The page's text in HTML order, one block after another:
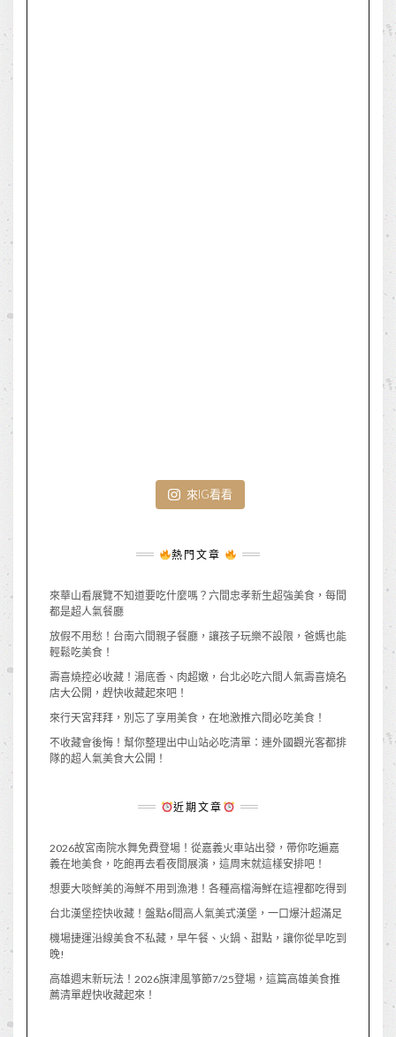
來IG看看
熱門文章
來華山看展覽不知道要吃什麼嗎？六間忠孝新生超強美食，每間
都是超人氣餐廳
放假不用愁！台南六間親子餐廳，讓孩子玩樂不設限，爸媽也能
輕鬆吃美食！
壽喜燒控必收藏！湯底香、肉超嫩，台北必吃六間人氣壽喜燒名
店大公開，趕快收藏起來吧！
來行天宮拜拜，別忘了享用美食，在地激推六間必吃美食！
不收藏會後悔！幫你整理出中山站必吃清單：連外國觀光客都排
隊的超人氣美食大公開！
近期文章
2026故宮南院水舞免費登場！從嘉義火車站出發，帶你吃遍嘉
義在地美食，吃飽再去看夜間展演，這周末就這樣安排吧！
想要大啖鮮美的海鮮不用到漁港！各種高檔海鮮在這裡都吃得到
台北漢堡控快收藏！盤點6間高人氣美式漢堡，一口爆汁超滿足
機場捷運沿線美食不私藏，早午餐、火鍋、甜點，讓你從早吃到
晚!
高雄週末新玩法！2026旗津風箏節7/25登場，這篇高雄美食推
薦清單趕快收藏起來！